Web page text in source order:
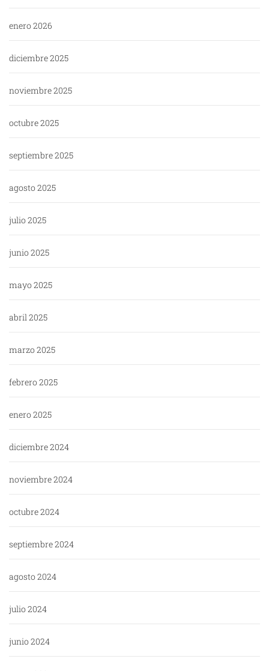
enero 2026
diciembre 2025
noviembre 2025
octubre 2025
septiembre 2025
agosto 2025
julio 2025
junio 2025
mayo 2025
abril 2025
marzo 2025
febrero 2025
enero 2025
diciembre 2024
noviembre 2024
octubre 2024
septiembre 2024
agosto 2024
julio 2024
junio 2024